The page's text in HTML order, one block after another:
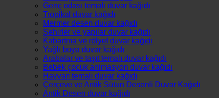
Genç odası temalı duvar kağıdı
Tropikal duvar kağıdı
Mermer desen duvar kağıdı
Şehirler ve yapılar duvar kağıdı
Kabartma ve rölyef duvar kağıdı
Yağlı boya duvar kağıdı
Arabalar ve taşıt temalı duvar kağıdı
Bebek çocuk animasyon duvar kağıdı
Hayvan temalı duvar kağıdı
Çerçeve ve Antik Sütun Desenli Duvar Kağıdı
Antik Desen duvar kağıdı